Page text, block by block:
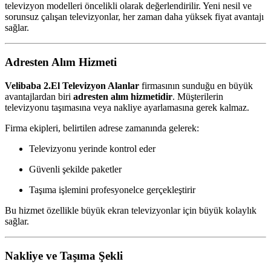
televizyon modelleri öncelikli olarak değerlendirilir. Yeni nesil ve
sorunsuz çalışan televizyonlar, her zaman daha yüksek fiyat avantajı
sağlar.
Adresten Alım Hizmeti
Velibaba 2.El Televizyon Alanlar firmasının sunduğu en büyük
avantajlardan biri adresten alım hizmetidir. Müşterilerin
televizyonu taşımasına veya nakliye ayarlamasına gerek kalmaz.
Firma ekipleri, belirtilen adrese zamanında gelerek:
Televizyonu yerinde kontrol eder
Güvenli şekilde paketler
Taşıma işlemini profesyonelce gerçekleştirir
Bu hizmet özellikle büyük ekran televizyonlar için büyük kolaylık
sağlar.
Nakliye ve Taşıma Şekli